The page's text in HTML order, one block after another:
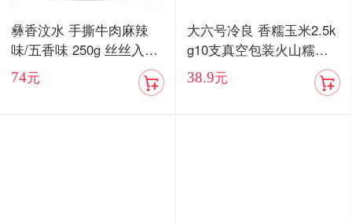
彝香汶水 手撕牛肉麻辣
味/五香味 250g 丝丝入味
入口化渣
74元
大六号冷良 香糯玉米2.5k
g10支真空包装火山糯玉
米
38.9元